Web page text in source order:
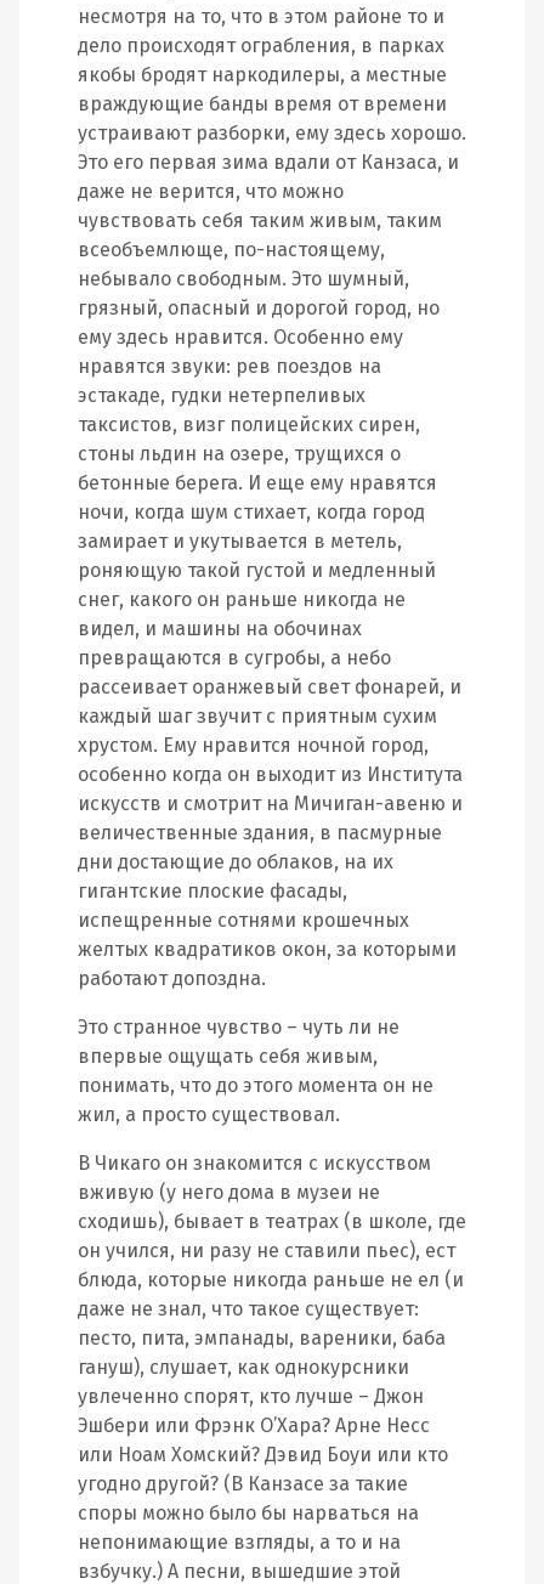
несмотря на то, что в этом районе то и
дело происходят ограбления, в парках
якобы бродят наркодилеры, а местные
враждующие банды время от времени
устраивают разборки, ему здесь хорошо.
Это его первая зима вдали от Канзаса, и
даже не верится, что можно
чувствовать себя таким живым, таким
всеобъемлюще, по-настоящему,
небывало свободным. Это шумный,
грязный, опасный и дорогой город, но
ему здесь нравится. Особенно ему
нравятся звуки: рев поездов на
эстакаде, гудки нетерпеливых
таксистов, визг полицейских сирен,
стоны льдин на озере, трущихся о
бетонные берега. И еще ему нравятся
ночи, когда шум стихает, когда город
замирает и укутывается в метель,
роняющую такой густой и медленный
снег, какого он раньше никогда не
видел, и машины на обочинах
превращаются в сугробы, а небо
рассеивает оранжевый свет фонарей, и
каждый шаг звучит с приятным сухим
хрустом. Ему нравится ночной город,
особенно когда он выходит из Института
искусств и смотрит на Мичиган-авеню и
величественные здания, в пасмурные
дни достающие до облаков, на их
гигантские плоские фасады,
испещренные сотнями крошечных
желтых квадратиков окон, за которыми
работают допоздна.
Это странное чувство – чуть ли не
впервые ощущать себя живым,
понимать, что до этого момента он не
жил, а просто существовал.
В Чикаго он знакомится с искусством
вживую (у него дома в музеи не
сходишь), бывает в театрах (в школе, где
он учился, ни разу не ставили пьес), ест
блюда, которые никогда раньше не ел (и
даже не знал, что такое существует:
песто, пита, эмпанады, вареники, баба
гануш), слушает, как однокурсники
увлеченно спорят, кто лучше – Джон
Эшбери или Фрэнк О’Хара? Арне Несс
или Ноам Хомский? Дэвид Боуи или кто
угодно другой? (В Канзасе за такие
споры можно было бы нарваться на
непонимающие взгляды, а то и на
взбучку.) А песни, вышедшие этой